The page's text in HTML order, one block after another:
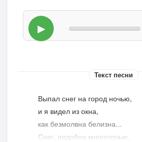
▶
Текст песни
Выпал снег на город ночью,
и я видел из окна,
как безмолвна белизна...
Снег, подобно многоточью,